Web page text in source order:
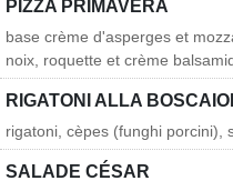
PIZZA PRIMAVERA
base crème d'asperges et
noix, roquette et crème
RIGATONI ALLA
rigatoni, cèpes (funghi porcini),
SALADE CÉSAR